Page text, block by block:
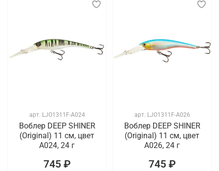
арт. LJO1311F-A024
Воблер DEEP SHINER
(Original) 11 см, цвет
A024, 24 г
745 ₽
арт. LJO1311F-A026
Воблер DEEP SHINER
(Original) 11 см, цвет
A026, 24 г
745 ₽